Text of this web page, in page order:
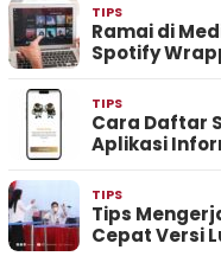
TIPS
Ramai di
Spotify
TIPS
Cara Daftar
Aplikasi
TIPS
Tips
Cepat Versi